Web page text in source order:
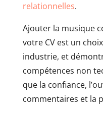
relationnelles.
Ajouter la musique
votre CV est un
industrie, et
compétences non
que la confiance,
commentaires et la